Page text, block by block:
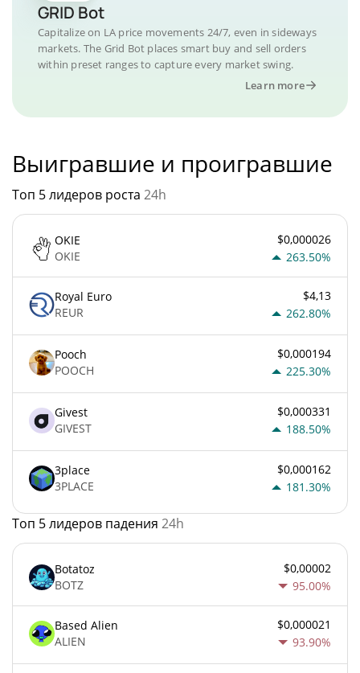
GRID Bot
Capitalize on LA price movements 24/7, even in sideways
markets. The Grid Bot places smart buy and sell orders
within preset ranges to capture every market swing.
Learn more
Выигравшие и проигравшие
Топ 5 лидеров роста 24h
OKIE
OKIE
$0,000026
263.50%
Royal Euro
REUR
$4,13
262.80%
Pooch
POOCH
$0,000194
225.30%
Givest
GIVEST
$0,000331
188.50%
3place
3PLACE
$0,000162
181.30%
Топ 5 лидеров падения 24h
Botatoz
BOTZ
$0,00002
95.00%
Based Alien
ALIEN
$0,000021
93.90%